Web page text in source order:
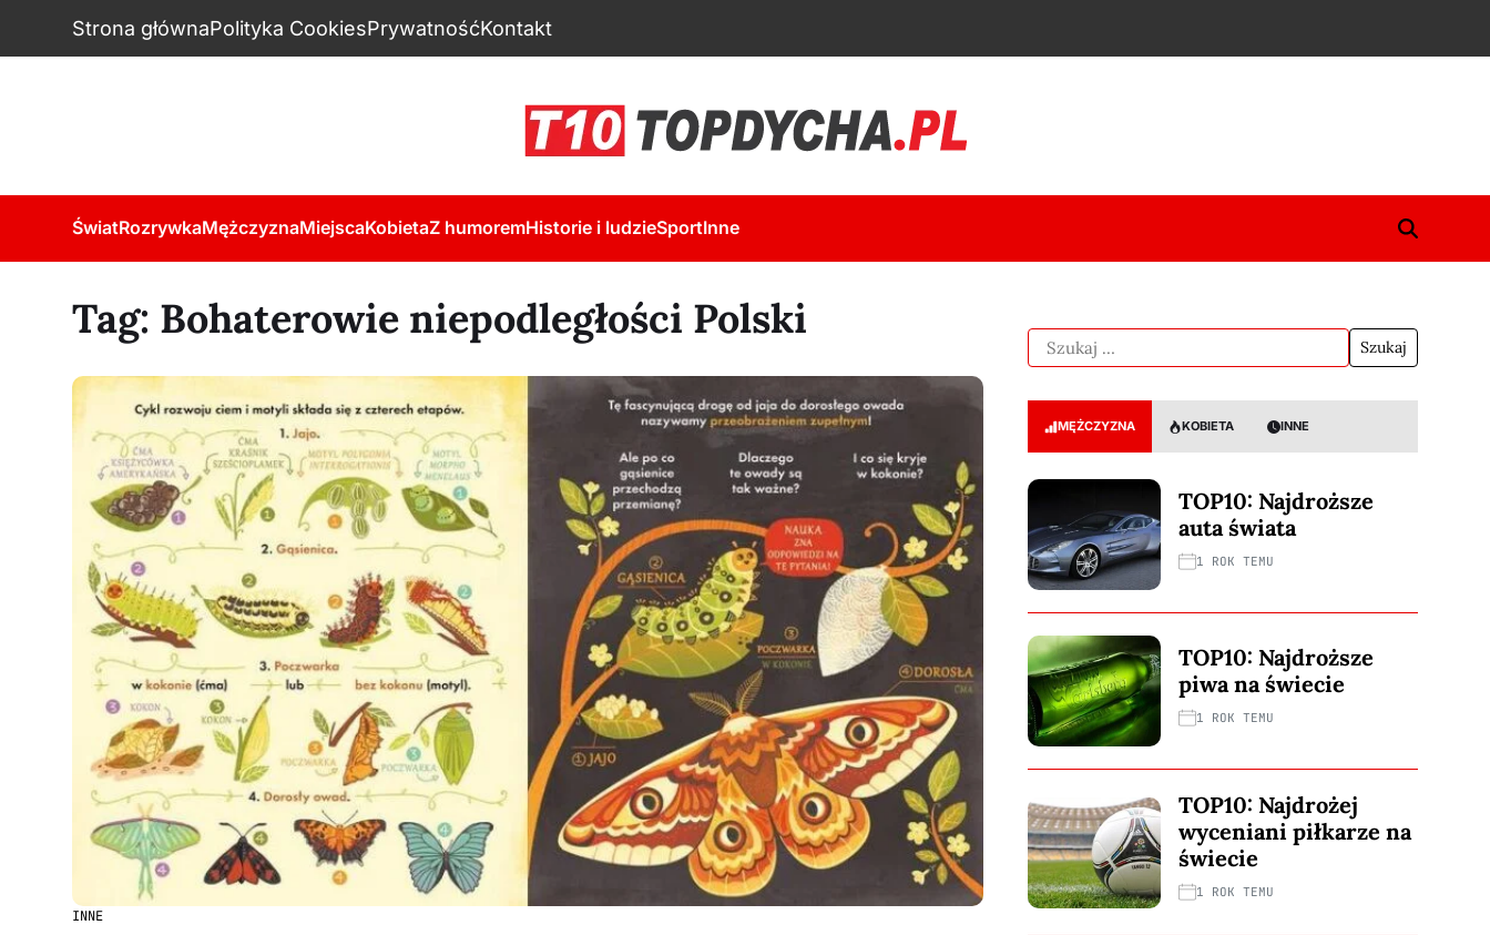
Strona głównaPolityka CookiesPrywatnośćKontakt
ŚwiatRozrywkaMężczyznaMiejscaKobietaZ humoremHistorie i ludzieSportInne
Tag: Bohaterowie niepodległości Polski
INNE
MĘŻCZYZNA KOBIETA INNE
TOP10: Najdroższe
auta świata
1 ROK TEMU
TOP10: Najdroższe
piwa na świecie
1 ROK TEMU
TOP10: Najdrożej
wyceniani piłkarze na
świecie
1 ROK TEMU